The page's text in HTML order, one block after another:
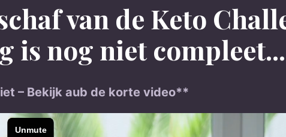
van de Keto
is nog niet compleet...
– Bekijk aub de korte video**